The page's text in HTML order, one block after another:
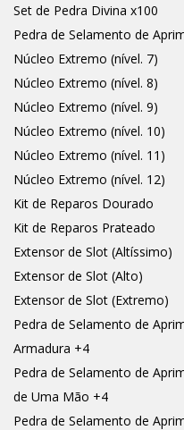
Set de Pedra Divina x100
Pedra de Selamento de
Núcleo Extremo (nível. 7)
Núcleo Extremo (nível. 8)
Núcleo Extremo (nível. 9)
Núcleo Extremo (nível. 10)
Núcleo Extremo (nível. 11)
Núcleo Extremo (nível. 12)
Kit de Reparos Dourado
Kit de Reparos Prateado
Extensor de Slot (Altíssimo)
Extensor de Slot (Alto)
Extensor de Slot (Extremo)
Pedra de Selamento de
Armadura +4
Pedra de Selamento de
de Uma Mão +4
Pedra de Selamento de